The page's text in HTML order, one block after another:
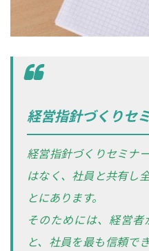
経営指針づくりセ
経営指針づくりセミナ
はなく、社員と共有し
とにあります。
そのためには、経営
と、社員を最も信頼で